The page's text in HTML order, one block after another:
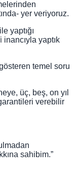
yer veriyoruz.
yaptığı
yaptık
temel soru
üç, beş, on yıl
verebilir
sahibim.”